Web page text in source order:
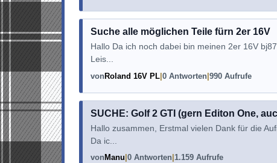
Suche alle möglichen Teile fürn 2er 16V
Hallo Da ich noch dabei bin meinen 2er 16V
Leis...
vonRoland 16V PL 0 Antworten 990 Aufrufe
SUCHE: Golf 2 GTI (gern Editon One,
Hallo zusammen, Erstmal vielen Dank für die
Da ic...
von Manu 0 Antworten 1.159 Aufrufe